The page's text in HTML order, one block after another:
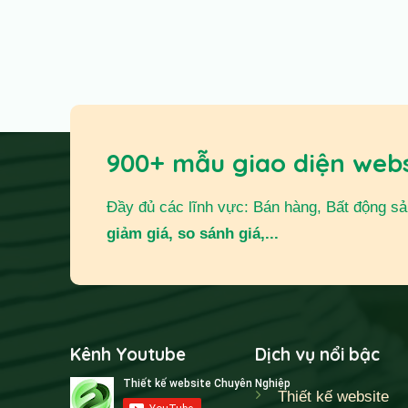
900+ mẫu giao diện
Đầy đủ các lĩnh vực: Bán hàng, Bất động
giảm giá, so sánh giá,...
Kênh Youtube Dịch vụ nổi bậc
Thiết kế website